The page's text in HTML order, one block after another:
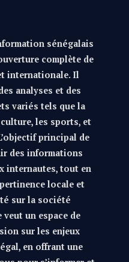
sénégalais
complète de
internationale. Il
analyses et des
variés tels que la
les sports, et
principal de
des informations
internautes, tout en
locale et
sur la société
veut un espace de
sur les enjeux
en offrant une